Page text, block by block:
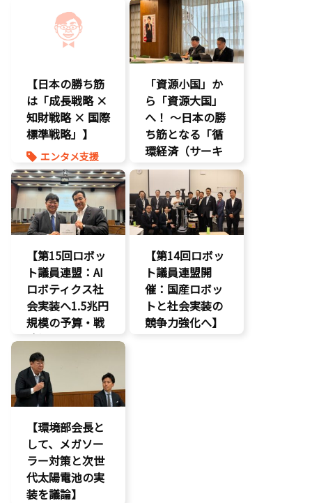
経済政策
著作権
経済政策
促進
報道記事
知的財産
経済政策
【日本の勝ち筋
は「成長戦略 ×
知財戦略 × 国際
標準戦略」】
エンタメ支援
エンタメ産業
促進
知的財産
経済政策
「資源小国」か
ら「資源大国」
へ！ 〜日本の勝
ち筋となる「循
環経済（サーキ
ュラーエコノミ
ー）」とは？〜
環境部会
【第15回ロボッ
ト議員連盟：AI
ロボティクス社
会実装へ1.5兆円
規模の予算・戦
略提言】
AI
最先端技術
経済政策
製造業
議員連盟
【第14回ロボッ
ト議員連盟開
催：国産ロボッ
トと社会実装の
競争力強化へ】
【環境部会長と
して、メガソー
ラー対策と次世
代太陽電池の実
装を議論】